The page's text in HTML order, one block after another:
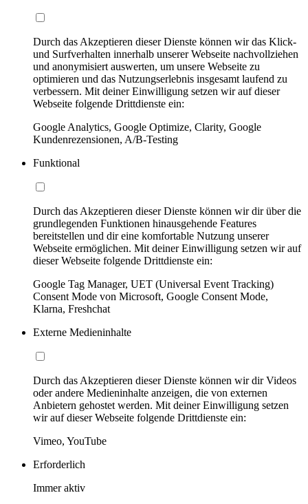
Durch das Akzeptieren dieser Dienste können wir das Klick-
und Surfverhalten innerhalb unserer Webseite nachvollziehen
und anonymisiert auswerten, um unsere Webseite zu
optimieren und das Nutzungserlebnis insgesamt laufend zu
verbessern. Mit deiner Einwilligung setzen wir auf dieser
Webseite folgende Drittdienste ein:
Google Analytics, Google Optimize, Clarity, Google
Kundenrezensionen, A/B-Testing
Funktional
Durch das Akzeptieren dieser Dienste können wir dir über die
grundlegenden Funktionen hinausgehende Features
bereitstellen und dir eine komfortable Nutzung unserer
Webseite ermöglichen. Mit deiner Einwilligung setzen wir auf
dieser Webseite folgende Drittdienste ein:
Google Tag Manager, UET (Universal Event Tracking)
Consent Mode von Microsoft, Google Consent Mode,
Klarna, Freshchat
Externe Medieninhalte
Durch das Akzeptieren dieser Dienste können wir dir Videos
oder andere Medieninhalte anzeigen, die von externen
Anbietern gehostet werden. Mit deiner Einwilligung setzen
wir auf dieser Webseite folgende Drittdienste ein:
Vimeo, YouTube
Erforderlich
Immer aktiv